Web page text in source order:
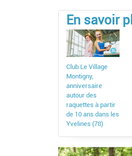
En savoir
Club Le Village
Montigny,
anniversaire
autour des
raquettes à partir
de 10 ans dans les
Yvelines (78)